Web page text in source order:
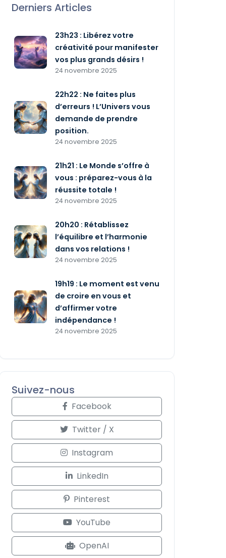
Derniers Articles
23h23 : Libérez votre
créativité pour manifester
vos plus grands désirs !
24 novembre 2025
22h22 : Ne faites plus
d’erreurs ! L’Univers vous
demande de prendre
position.
24 novembre 2025
21h21 : Le Monde s’offre à
vous : préparez-vous à la
réussite totale !
24 novembre 2025
20h20 : Rétablissez
l’équilibre et l’harmonie
dans vos relations !
24 novembre 2025
19h19 : Le moment est venu
de croire en vous et
d’affirmer votre
indépendance !
24 novembre 2025
Suivez-nous
Facebook
Twitter / X
Instagram
LinkedIn
Pinterest
YouTube
OpenAI